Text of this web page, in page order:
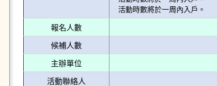
活動時數將於一周內入戶。
報名人數
候補人數
主辦單位
活動聯絡人